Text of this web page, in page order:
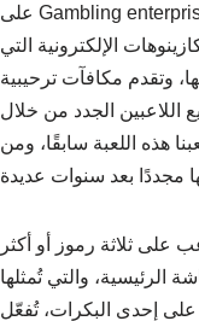
على Gambling enterprises.com. ستجد
الإلكترونية التي
وتقدم مكافآت ترحيبية
اللاعبين الجدد من خلال
هذه اللعبة سابقًا، ومن
على ثلاثة رموز أو أكثر
الرئيسية، والتي تُمثلها
إحدى البكرات، تُفعّل